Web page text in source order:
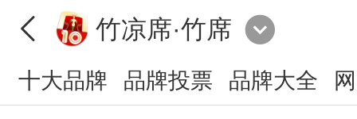
竹凉席·竹席
十大品牌 品牌投票 品牌大全